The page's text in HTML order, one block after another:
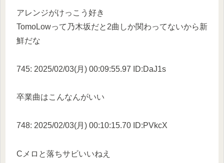
アレンジがけっこう好き
TomoLowって乃木坂だと2曲しか関わってないから新
鮮だな
745: 2025/02/03(月) 00:09:55.97 ID:DaJ1s
卒業曲はこんなんがいい
748: 2025/02/03(月) 00:10:15.70 ID:PVkcX
Cメロと落ちサビいいねえ